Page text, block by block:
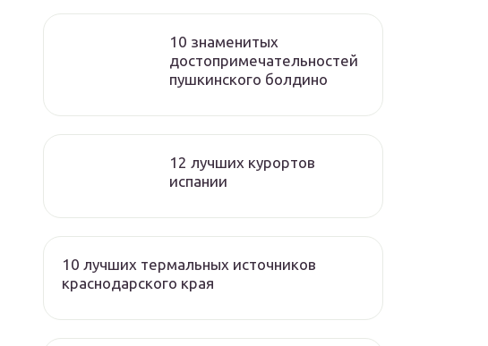
10 знаменитых
достопримечательностей
пушкинского болдино
12 лучших курортов
испании
10 лучших термальных источников
краснодарского края